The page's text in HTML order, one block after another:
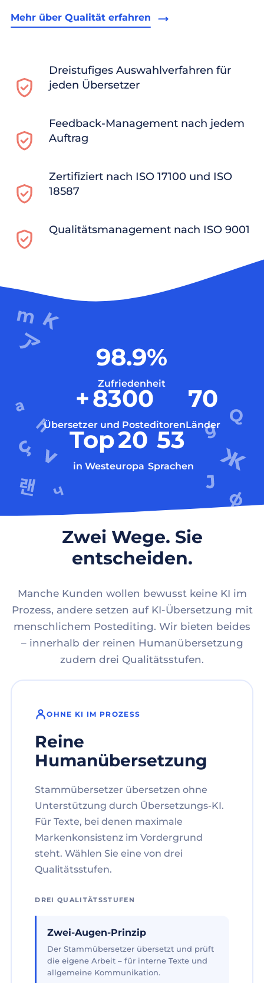
Mehr über Qualität erfahren
Dreistufiges Auswahlverfahren für
jeden Übersetzer
Feedback-Management nach jedem
Auftrag
Zertifiziert nach ISO 17100 und ISO
18587
Qualitätsmanagement nach ISO 9001
98.9%
Zufriedenheit
+8300
Übersetzer und Posteditoren
70
Länder
Top20
in Westeuropa
53
Sprachen
Zwei Wege. Sie
entscheiden.
Manche Kunden wollen bewusst keine KI im
Prozess, andere setzen auf KI-Übersetzung mit
menschlichem Postediting. Wir bieten beides
– innerhalb der reinen Humanübersetzung
zudem drei Qualitätsstufen.
OHNE KI IM PROZESS
Reine
Humanübersetzung
Stammübersetzer übersetzen ohne
Unterstützung durch Übersetzungs-KI.
Für Texte, bei denen maximale
Markenkonsistenz im Vordergrund
steht. Wählen Sie eine von drei
Qualitätsstufen.
DREI QUALITÄTSSTUFEN
Zwei-Augen-Prinzip
Der Stammübersetzer übersetzt und prüft
die eigene Arbeit – für interne Texte und
allgemeine Kommunikation.